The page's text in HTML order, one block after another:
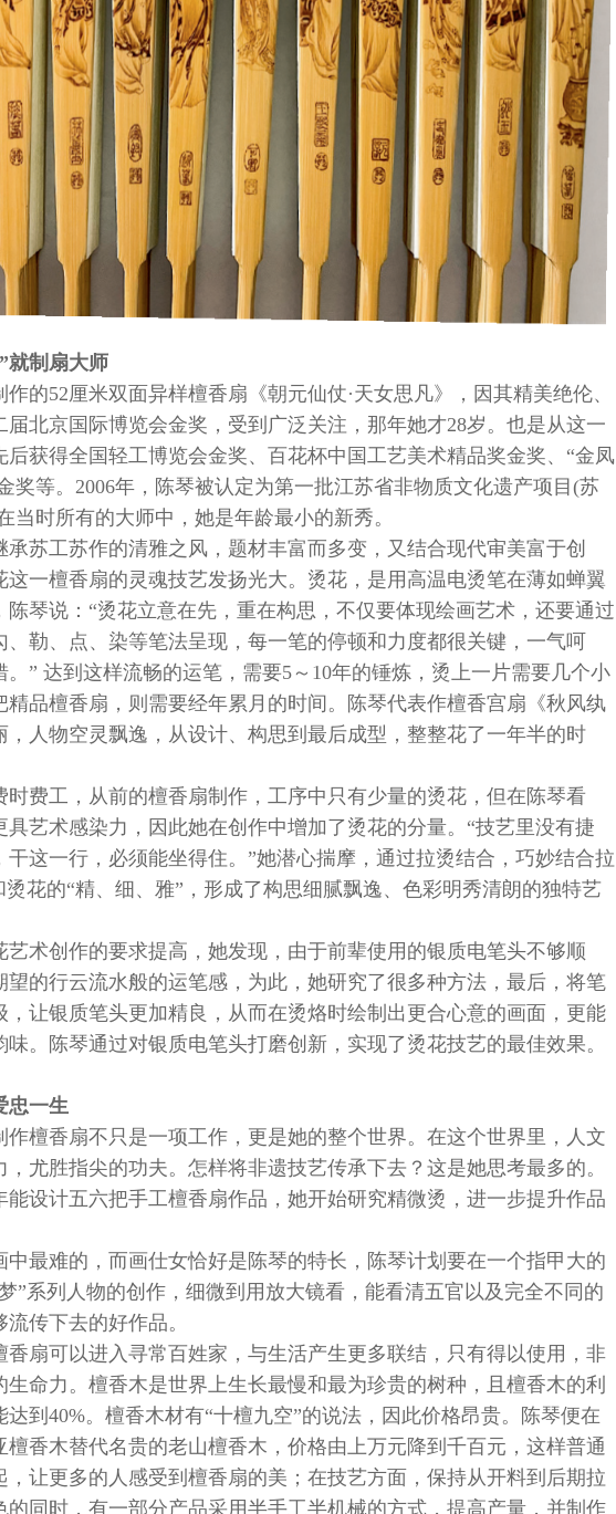
就制扇大师
作的52厘米双面异样檀香扇《朝元仙仗·天女思凡》，因其精美绝伦、
届北京国际博览会金奖，受到广泛关注，那年她才28岁。也是从这一
后获得全国轻工博览会金奖、百花杯中国工艺美术精品奖金奖、“金凤
奖等。2006年，陈琴被认定为第一批江苏省非物质文化遗产项目(苏
当时所有的大师中，她是年龄最小的新秀。
承苏工苏作的清雅之风，题材丰富而多变，又结合现代审美富于创
这一檀香扇的灵魂技艺发扬光大。烫花，是用高温电烫笔在薄如蝉翼
陈琴说：“烫花立意在先，重在构思，不仅要体现绘画艺术，还要通过
、勒、点、染等笔法呈现，每一笔的停顿和力度都很关键，一气呵
。” 达到这样流畅的运笔，需要5～10年的锤炼，烫上一片需要几个小
精品檀香扇，则需要经年累月的时间。陈琴代表作檀香宫扇《秋风纨
，人物空灵飘逸，从设计、构思到最后成型，整整花了一年半的时
时费工，从前的檀香扇制作，工序中只有少量的烫花，但在陈琴看
具艺术感染力，因此她在创作中增加了烫花的分量。“技艺里没有捷
干这一行，必须能坐得住。”她潜心揣摩，通过拉烫结合，巧妙结合拉
烫花的“精、细、雅”，形成了构思细腻飘逸、色彩明秀清朗的独特艺
艺术创作的要求提高，她发现，由于前辈使用的银质电笔头不够顺
望的行云流水般的运笔感，为此，她研究了很多种方法，最后，将笔
，让银质笔头更加精良，从而在烫烙时绘制出更合心意的画面，更能
。陈琴通过对银质电笔头打磨创新，实现了烫花技艺的最佳效果。
忠一生
作檀香扇不只是一项工作，更是她的整个世界。在这个世界里，人文
尤胜指尖的功夫。怎样将非遗技艺传承下去？这是她思考最多的。
能设计五六把手工檀香扇作品，她开始研究精微烫，进一步提升作品
中最难的，而画仕女恰好是陈琴的特长，陈琴计划要在一个指甲大的
”系列人物的创作，细微到用放大镜看，能看清五官以及完全不同的
传下去的好作品。
香扇可以进入寻常百姓家，与生活产生更多联结，只有得以使用，非
命力。檀香木是世界上生长最慢和最为珍贵的树种，且檀香木的利
达到40%。檀香木材有“十檀九空”的说法，因此价格昂贵。陈琴便在
檀香木替代名贵的老山檀香木，价格由上万元降到千百元，这样普通
，让更多的人感受到檀香扇的美；在技艺方面，保持从开料到后期拉
的同时，有一部分产品采用半手工半机械的方式，提高产量，并制作